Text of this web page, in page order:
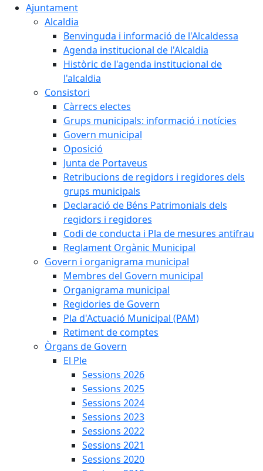
Ajuntament
Alcaldia
Benvinguda i informació de l'Alcaldessa
Agenda institucional de l'Alcaldia
Històric de l'agenda institucional de
l'alcaldia
Consistori
Càrrecs electes
Grups municipals: informació i notícies
Govern municipal
Oposició
Junta de Portaveus
Retribucions de regidors i regidores dels
grups municipals
Declaració de Béns Patrimonials dels
regidors i regidores
Codi de conducta i Pla de mesures antifrau
Reglament Orgànic Municipal
Govern i organigrama municipal
Membres del Govern municipal
Organigrama municipal
Regidories de Govern
Pla d'Actuació Municipal (PAM)
Retiment de comptes
Òrgans de Govern
El Ple
Sessions 2026
Sessions 2025
Sessions 2024
Sessions 2023
Sessions 2022
Sessions 2021
Sessions 2020